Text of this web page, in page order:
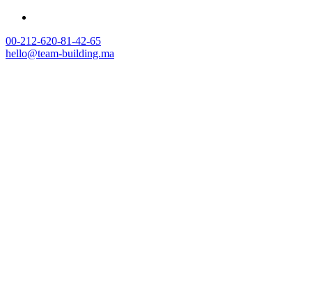
00-212-620-81-42-65
hello@team-building.ma